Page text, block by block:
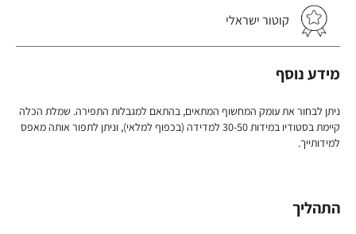
קוטור ישראלי
מידע נוסף
ניתן לבחור את עומק המחשוף המתאים, בהתאם למגבלות התפירה. שמלת הכלה
קיימת בסטודיו במידות 30-50 למדידה (בכפוף למלאי), וניתן לתפור אותה מאפס
למידותייך.
התהליך